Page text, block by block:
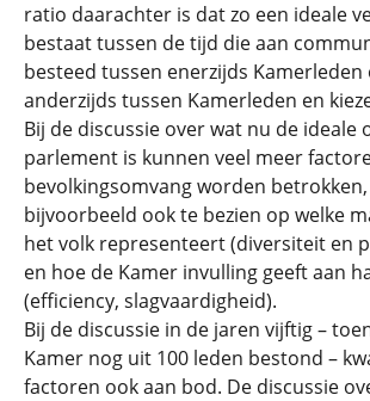
ratio daarachter is dat zo een ideale
bestaat tussen de tijd die aan
besteed tussen enerzijds
anderzijds tussen Kamerleden en
Bij de discussie over wat nu de ideale
parlement is kunnen veel meer
bevolkingsomvang worden
bijvoorbeeld ook te bezien op welke
het volk representeert (diversiteit en
en hoe de Kamer invulling geeft aan
(efficiency, slagvaardigheid).
Bij de discussie in de jaren vijftig –
Kamer nog uit 100 leden bestond –
factoren ook aan bod. De discussie